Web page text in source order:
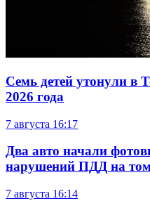
Семь детей утонули в
2026 года
7 августа 16:17
Два авто начали
нарушений ПДД на
7 августа 16:14